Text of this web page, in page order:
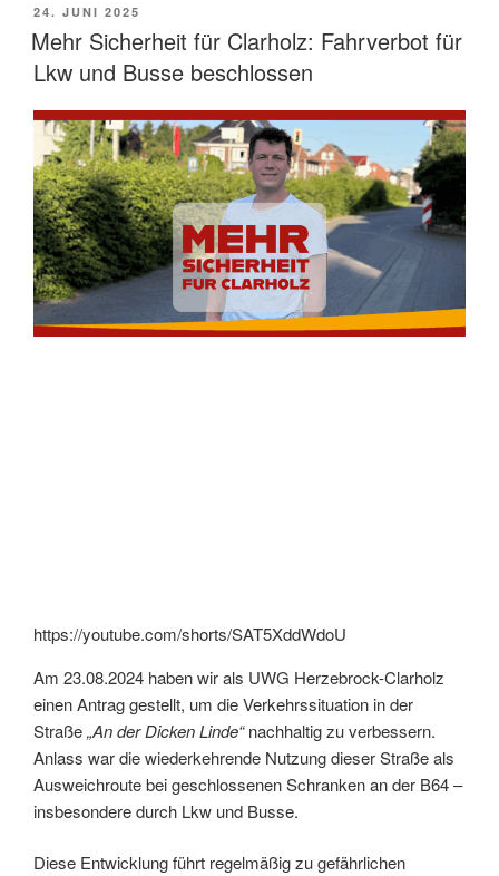
VERÖFFENTLICHT
AM
24. JUNI 2025
Mehr Sicherheit für Clarholz: Fahrverbot für
Lkw und Busse beschlossen
https://youtube.com/shorts/SAT5XddWdoU
Am 23.08.2024 haben wir als UWG Herzebrock-Clarholz
einen Antrag gestellt, um die Verkehrssituation in der
Straße„An der Dicken Linde“nachhaltig zu verbessern.
Anlass war die wiederkehrende Nutzung dieser Straße als
Ausweichroute bei geschlossenen Schranken an der B64 –
insbesondere durch Lkw und Busse.
Diese Entwicklung führt regelmäßig zu gefährlichen